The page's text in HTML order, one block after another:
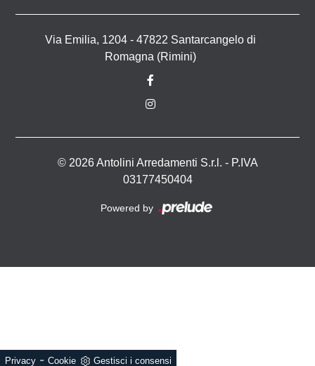
Via Emilia, 1204 - 47822 Santarcangelo di
Romagna (Rimini)
© 2026 Antolini Arredamenti S.r.l. - P.IVA
03177450404
Powered by
Privacy - Cookie Gestisci i consensi